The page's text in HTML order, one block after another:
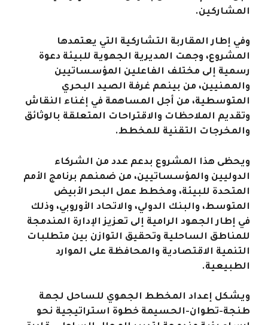
المشاركين.
وفي إطار المقاربة التشاركية التي يعتمدها
المشروع، وجهت المديرية الجهوية للبيئة دعوة
رسمية إلى مختلف الفاعلين المؤسساتيين
والمهنيين، من بينهم غرفة الصيد البحري
المتوسطية، من أجل المساهمة في إغناء النقاش
وتقديم الملاحظات والاقتراحات المتعلقة بالوثائق
والمخرجات التقنية للمخطط.
ويحظى هذا المشروع بدعم عدد من الشركاء
الدوليين والمؤسساتيين، من ضمنهم برنامج الأمم
المتحدة للبيئة، ومخطط عمل البحر الأبيض
المتوسط، والبنك الدولي، والاتحاد الأوروبي، وذلك
في إطار الجهود الرامية إلى تعزيز الإدارة المندمجة
للمناطق الساحلية وتحقيق التوازن بين متطلبات
التنمية الاقتصادية والمحافظة على الموارد
الطبيعية.
ويشكل إعداد المخطط الجهوي للساحل لجهة
طنجة-تطوان-الحسيمة خطوة استراتيجية نحو